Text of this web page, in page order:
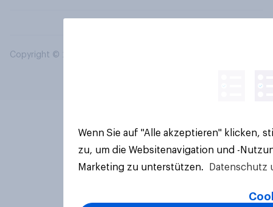
Copyright © 2026 YouGov PLC. Alle Rechte vorbehalten.
Wenn Sie auf "Alle akzeptieren" klicken,
zu, um die Websitenavigation und -
Marketing zu unterstützen.
Datenschutz